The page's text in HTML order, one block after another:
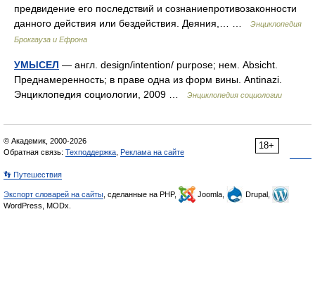
предвидение его последствий и сознаниепротивозаконности
данного действия или бездействия. Деяния,… …
Энциклопедия
Брокгауза и Ефрона
УМЫСЕЛ — англ. design/intention/ purpose; нем. Absicht.
Преднамеренность; в праве одна из форм вины. Antinazi.
Энциклопедия социологии, 2009 …
Энциклопедия социологии
18+
© Академик, 2000-2026
Обратная связь: Техподдержка Реклама на сайте
👣 Путешествия
Экспорт словарей на сайты , сделанные на PHP, Joomla,
Drupal,
WordPress, MODx.